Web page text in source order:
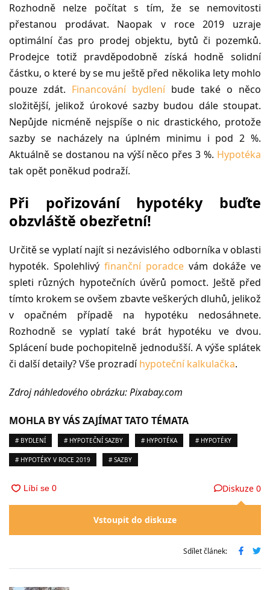
Rozhodně nelze počítat s tím, že se nemovitosti
přestanou prodávat. Naopak v roce 2019 uzraje
optimální čas pro prodej objektu, bytů či pozemků.
Prodejce totiž pravděpodobně získá hodně solidní
částku, o které by se mu ještě před několika lety mohlo
pouze zdát. Financování bydlení bude také o něco
složitější, jelikož úrokové sazby budou dále stoupat.
Nepůjde nicméně nejspíše o nic drastického, protože
sazby se nacházely na úplném minimu i pod 2 %.
Aktuálně se dostanou na výší něco přes 3 %. Hypotéka
tak opět poněkud podraží.
Při pořizování hypotéky buďte
obzvláště obezřetní!
Určitě se vyplatí najít si nezávislého odborníka v oblasti
hypoték. Spolehlivý finanční poradce vám dokáže ve
spleti různých hypotečních úvěrů pomoct. Ještě před
tímto krokem se ovšem zbavte veškerých dluhů, jelikož
v opačném případě na hypotéku nedosáhnete.
Rozhodně se vyplatí také brát hypotéku ve dvou.
Splácení bude pochopitelně jednodušší. A výše splátek
či další detaily? Vše prozradíhypoteční kalkulačka.
Zdroj náhledového obrázku: Pixabay.com
MOHLA BY VÁS ZAJÍMAT TATO TÉMATA
# BYDLENÍ # HYPOTEČNÍ SAZBY # HYPOTÉKA # HYPOTÉKY
# HYPOTÉKY V ROCE 2019 # SAZBY
Diskuze 0
Vstoupit do diskuze
Sdílet článek: